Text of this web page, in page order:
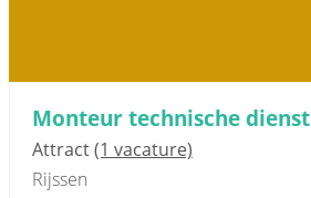
Monteur technische dienst
Attract(1 vacature)
Rijssen